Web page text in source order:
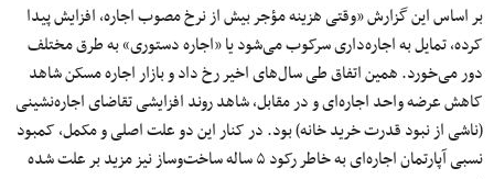
بر اساس این گزارش «وقتی هزینه‌‌‌ مؤجر بیش ‌‌‌از نرخ مصوب اجاره، افزایش پیدا
کرده، تمایل به اجاره‌‌‌داری سرکوب می‌شود یا «اجاره دستوری» به طرق مختلف
دور می‌‌‌خورد. همین اتفاق طی سال‌‌‌های اخیر رخ داد و بازار اجاره مسکن شاهد
کاهش عرضه واحد اجاره‌‌‌ای و در مقابل، شاهد روند افزایشی تقاضای اجاره‌‌‌نشینی
(ناشی از نبود قدرت خرید خانه) بود. در کنار این دو علت اصلی و مکمل، کمبود
نسبی آپارتمان اجاره‌‌‌ای به خاطر رکود ۵ ساله ساخت‌‌‌وساز نیز مزید بر علت شده